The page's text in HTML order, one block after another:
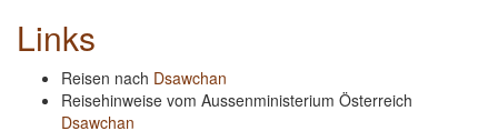
Links
Reisen nach Dsawchan
Reisehinweise vom Aussenministerium Österreich
Dsawchan